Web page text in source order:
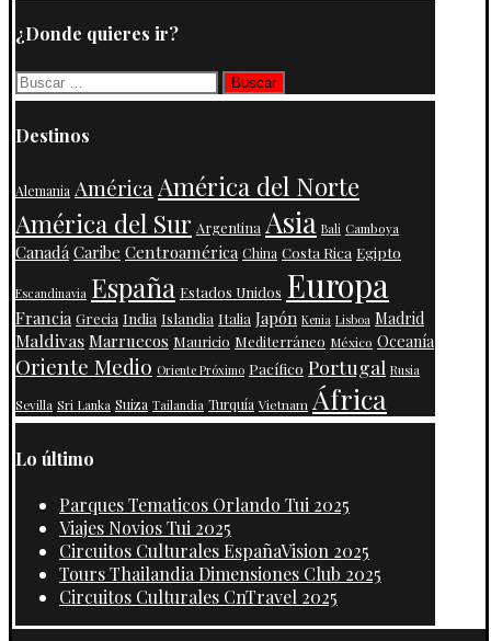
¿Donde quieres ir?
Buscar:
Destinos
Alemania AméricaAmérica del Norte
América del Sur Argentina Asia Bali Camboya
Canadá Caribe Centroamérica China Costa Rica Egipto
Escandinavia España Estados Unidos Europa
Francia Grecia India Islandia Italia Japón Kenia Lisboa Madrid
Maldivas Marruecos Mauricio Mediterráneo México Oceanía
Oriente Medio Oriente Próximo Pacífico Portugal Rusia
Sevilla Sri Lanka Suiza Tailandia Turquía Vietnam África
Lo último
Parques Tematicos Orlando Tui 2025
Viajes Novios Tui 2025
Circuitos Culturales EspañaVision 2025
Tours Thailandia Dimensiones Club 2025
Circuitos Culturales CnTravel 2025